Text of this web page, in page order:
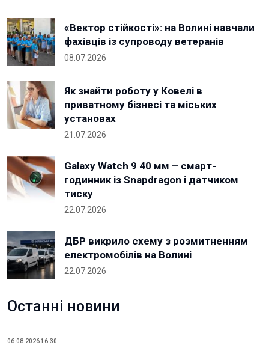
«Вектор стійкості»: на Волині навчали
фахівців із супроводу ветеранів
08.07.2026
Як знайти роботу у Ковелі в
приватному бізнесі та міських
установах
21.07.2026
Galaxy Watch 9 40 мм – смарт-
годинник із Snapdragon і датчиком
тиску
22.07.2026
ДБР викрило схему з розмитненням
електромобілів на Волині
22.07.2026
Останні новини
06.08.2026 16:30